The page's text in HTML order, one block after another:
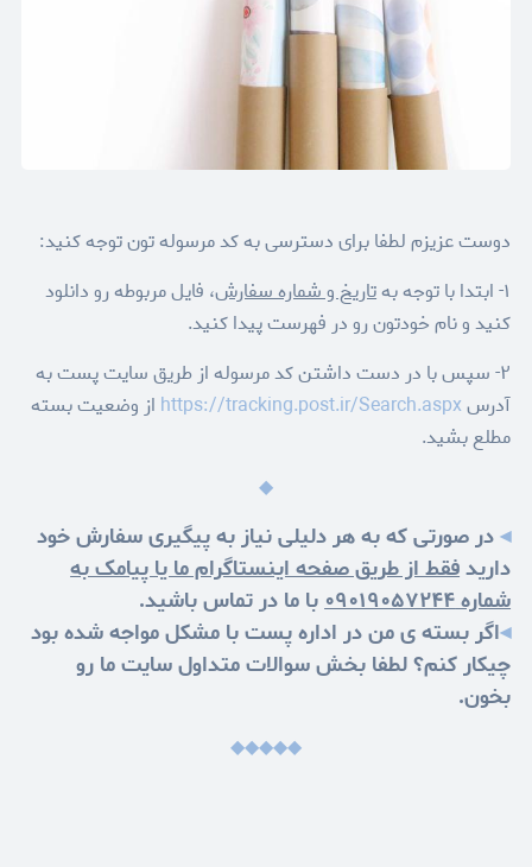
دوست عزیزم لطفا برای دسترسی به کد مرسوله تون توجه کنید:
۱- ابتدا با توجه به
تاریخ و شماره سفارش، فایل مربوطه رو دانلود
کنید و نام خودتون رو در فهرست پیدا کنید.
۲- سپس با در دست داشتن کد مرسوله از طریق سایت پست به
آدرسhttps://tracking.post.ir/Search.aspx از وضعیت بسته
مطلع بشید.
◆
◂در صورتی که به هر دلیلی نیاز به پیگیری سفارش خود
داریدفقط از طریق صفحه اینستاگرام ما یا پیامک به
شماره ۰۹۰۱۹۰۵۷۲۴۴
با ما در تماس باشید.
◂اگر بسته ی من در اداره پست با مشکل مواجه شده بود
چیکار کنم؟ لطفا بخش سوالات متداول سایت ما رو
بخون.
◆◆◆◆◆